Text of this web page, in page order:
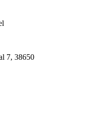
7, 38650